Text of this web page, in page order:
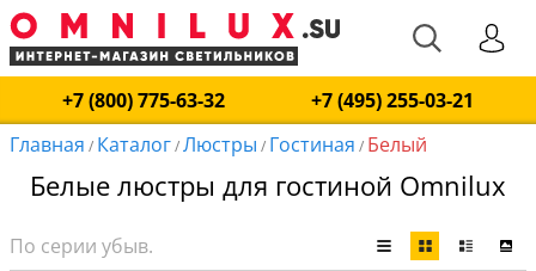
+7 (800) 775-63-32
+7 (495) 255-03-21
Главная / Каталог/Люстры / Гостиная / Белый
Белые люстры для гостиной Omnilux